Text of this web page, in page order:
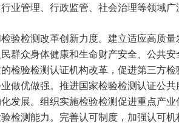
业管理、行政监管、社会治理等领域
验检测改革创新力度。建立适应高质
群众身体健康和生命财产安全、公共
检验检测认证机构改革，促进第三方
做优做强。推进国家检验检测认证公
发展。组织实施检验检测促进重点产
检测能力。完善认可制度，加强认可